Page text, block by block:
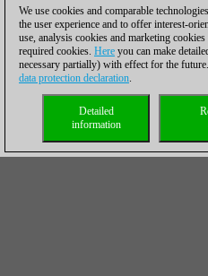
We use cookies and comparable
the user experience and to offer interest-
use, analysis cookies and marketing
required cookies. Here you can make
necessary partially) with effect for the
data protection declaration.
Detailed
information